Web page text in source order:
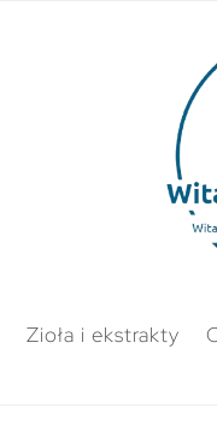
Zioła i ekstrakty